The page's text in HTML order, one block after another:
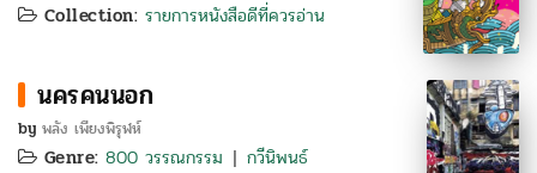
Collection: รายการหนังสือดีที่ควรอ่าน
นครคนนอก
by พลัง เพียงพิรุฬห์
Genre: 800 วรรณกรรม | กวีนิพนธ์